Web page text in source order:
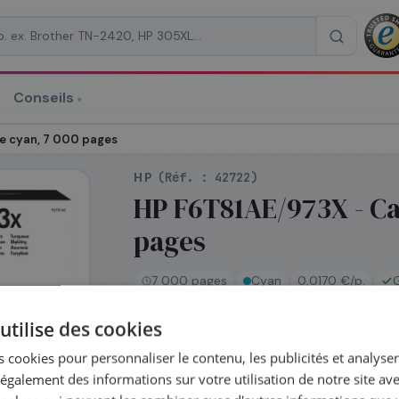
Conseils ▾
cyan, 7 000 pages
HP (Réf. : 42722)
HP F6T81AE/973X -
pages
7 000 pages Cyan 0,0170 €/p.
Expédié le jour même — commandez
Coût par impression :0,0170€
des cookies
cookies pour personnaliser le contenu, les publicités et
des informations sur votre utilisation de notre site